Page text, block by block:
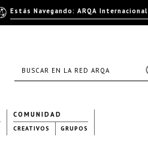
COMUNIDAD
CREATIVOS GRUPOS
Estás Navegando: ARQA Internacional